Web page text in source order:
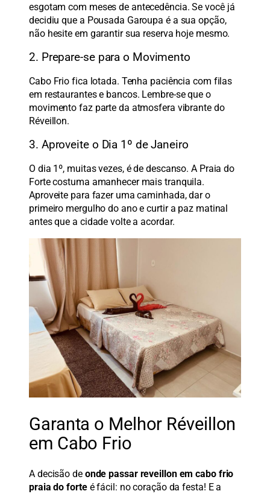
esgotam com meses de antecedência. Se você já
decidiu que a Pousada Garoupa é a sua opção,
não hesite em garantir sua reserva hoje mesmo.
2. Prepare-se para o Movimento
Cabo Frio fica lotada. Tenha paciência com filas
em restaurantes e bancos. Lembre-se que o
movimento faz parte da atmosfera vibrante do
Réveillon.
3. Aproveite o Dia 1º de Janeiro
O dia 1º, muitas vezes, é de descanso. A Praia do
Forte costuma amanhecer mais tranquila.
Aproveite para fazer uma caminhada, dar o
primeiro mergulho do ano e curtir a paz matinal
antes que a cidade volte a acordar.
Garanta o Melhor Réveillon
em Cabo Frio
A decisão de onde passar reveillon em cabo frio
praia do forteé fácil: no coração da festa! E a